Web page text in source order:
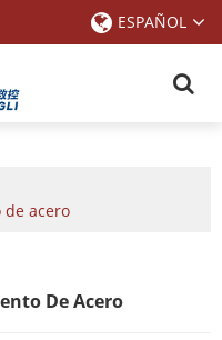
ESPAÑOL
acero
De Acero